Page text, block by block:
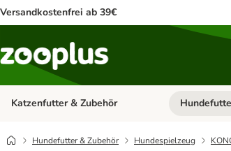
Versandkostenfrei ab 39€
Katzenfutter & Zubehör Kategorie-
Hundefutter & Zubehör Hundespielzeug